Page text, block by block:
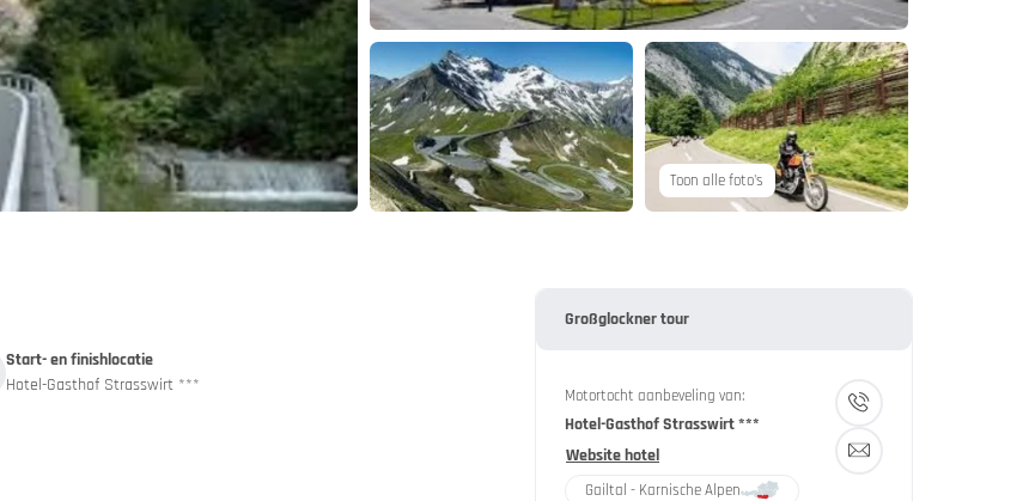
Toon alle foto's
Start- en finishlocatie
Hotel-Gasthof Strasswirt ***
Großglockner tour
Motortocht aanbeveling van:
Hotel-Gasthof Strasswirt ***
Website hotel
Gailtal - Karnische Alpen